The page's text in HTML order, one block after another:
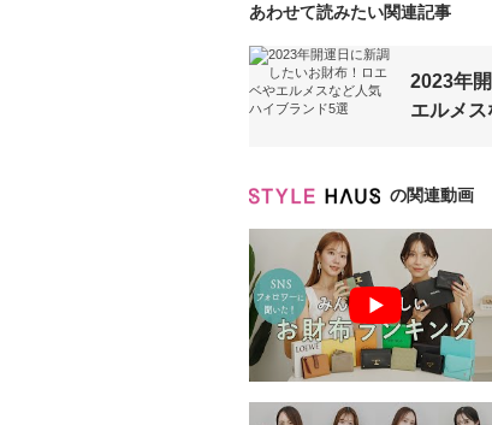
あわせて読みたい関連記事
2023年
エルメ
の関連動画